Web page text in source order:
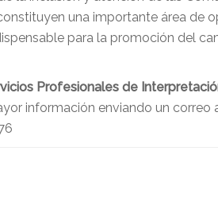
una importante área de
para la promoción del
Profesionales de
información enviando un correo